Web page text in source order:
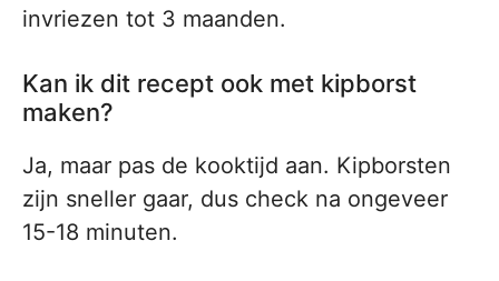
invriezen tot 3 maanden.
Kan ik dit recept ook met kipborst
maken?
Ja, maar pas de kooktijd aan. Kipborsten
zijn sneller gaar, dus check na ongeveer
15-18 minuten.